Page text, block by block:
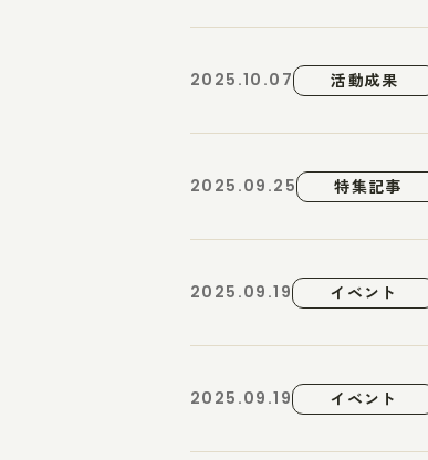
2025.10.07 活動成果
2025.09.25 特集記事
2025.09.19 イベント
2025.09.19 イベント